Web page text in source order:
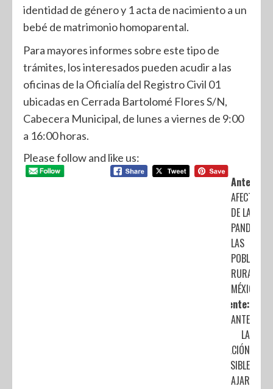
identidad de género y 1 acta de nacimiento a un
bebé de matrimonio homoparental.
Para mayores informes sobre este tipo de
trámites, los interesados pueden acudir a las
oficinas de la Oficialía del Registro Civil 01
ubicadas en Cerrada Bartolomé Flores S/N,
Cabecera Municipal, de lunes a viernes de 9:00
a 16:00 horas.
Please follow and like us:
Anterior:
DE LA
PANDEMIA
LAS
RURALES
MÉXICO
Siguiente:
MEDIANTE
LA
EDUCACIÓN
ES POSIBLE
TRABAJAR